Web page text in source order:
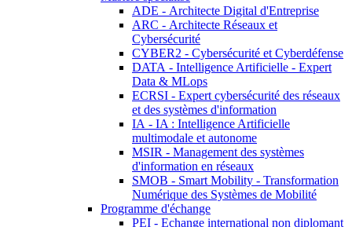
ADE - Architecte Digital d'Entreprise
ARC - Architecte Réseaux et
Cybersécurité
CYBER2 - Cybersécurité et Cyberdéfense
DATA - Intelligence Artificielle - Expert
Data & MLops
ECRSI - Expert cybersécurité des réseaux
et des systèmes d'information
IA - IA : Intelligence Artificielle
multimodale et autonome
MSIR - Management des systèmes
d'information en réseaux
SMOB - Smart Mobility - Transformation
Numérique des Systèmes de Mobilité
Programme d'échange
PEI - Echange international non diplomant